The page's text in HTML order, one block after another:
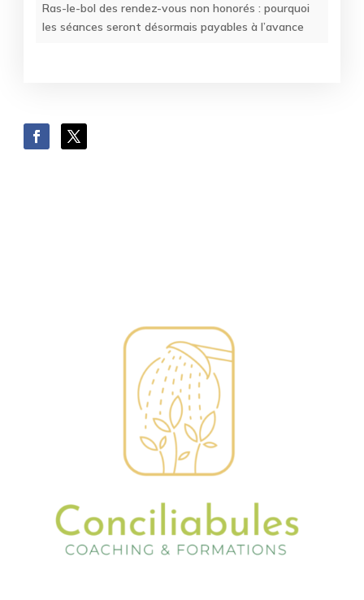
Ras-le-bol des rendez-vous non honorés : pourquoi
les séances seront désormais payables à l’avance